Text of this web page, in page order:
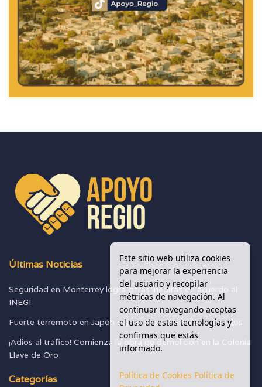
Últimas Noticias
Seguridad en Monterrey logra cifras inéditas de acuerdo al
INEGI
Fuerte terremoto en Japón deja al menos 30 desaparecidos
¡Adiós al tráfico! Comienza la obra de demolición en la Colonia
Llave de Oro
Categorías
Este sitio web utiliza cookies
para mejorar la experiencia
del usuario y recopilar
métricas de navegación. Al
continuar navegando aceptas
el uso de estas tecnologías y
confirmas que estás
informado.
Política de Cookies Política de